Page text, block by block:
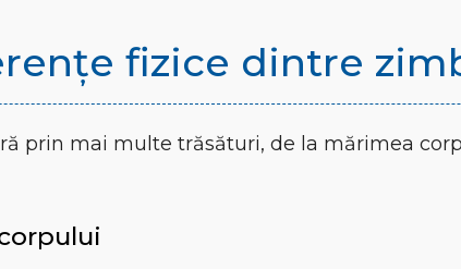
fizice dintre
prin mai multe trăsături, de la mărimea